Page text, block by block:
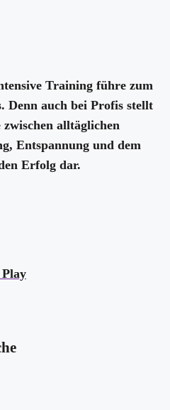
Training führe zum
Denn auch bei Profis stellt
zwischen alltäglichen
Entspannung und dem
Erfolg dar.